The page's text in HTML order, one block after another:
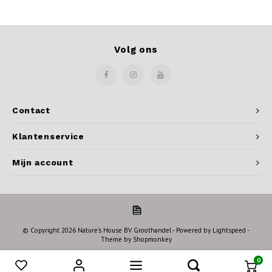
0
Contact
Volg ons
Klantenservice
Mijn account
© Copyright 2026 Nature's House BV Groothandel - Powered by Lightspeed -
Theme by Shopmonkey
Vergelijk producten 0